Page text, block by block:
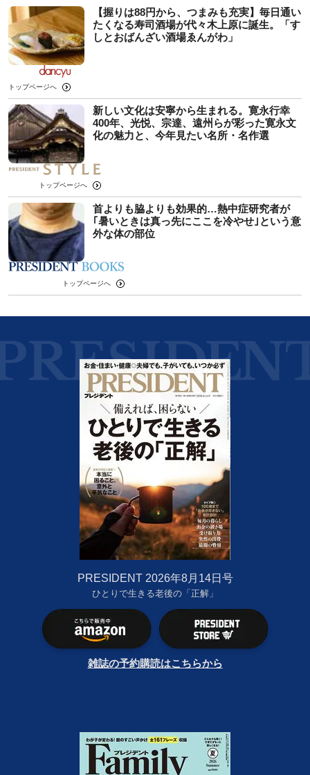
【握りは88円から、つまみも充実】毎日通い
たくなる寿司酒場が代々木上原に誕生。「す
しとおばんざい酒場ゑんがわ」
トップページへ
新しい文化は安寧から生まれる。寛永行幸
400年、光悦、宗達、遠州らが彩った寛永文
化の魅力と、今年見たい名所・名作選
トップページへ
首よりも脇よりも効果的…熱中症研究者が
｢暑いときは真っ先にここを冷やせ｣という意
外な体の部位
トップページへ
PRESIDENT 2026年8月14日号
ひとりで生きる老後の「正解」
雑誌の予約購読はこちらから